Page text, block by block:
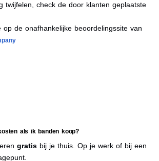
twijfelen, check de door klanten geplaatste
op de onafhankelijke beoordelingssite van
als ik banden koop?
gratis bij je thuis. Op je werk of bij een